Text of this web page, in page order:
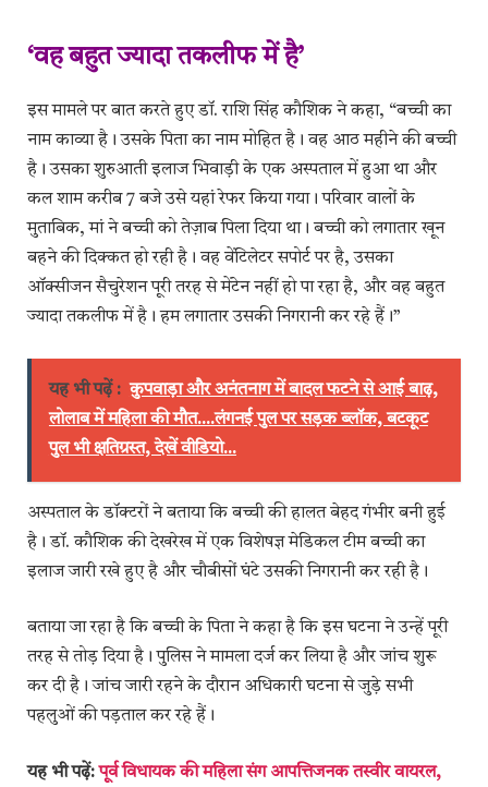
‘वह बहुत ज्यादा तकलीफ में है’
इस मामले पर बात करते हुए डॉ. राशि सिंह कौशिक ने कहा, “बच्ची का
नाम काव्या है। उसके पिता का नाम मोहित है। वह आठ महीने की बच्ची
है। उसका शुरुआती इलाज भिवाड़ी के एक अस्पताल में हुआ था और
कल शाम करीब 7 बजे उसे यहां रेफर किया गया। परिवार वालों के
मुताबिक, मां ने बच्ची को तेज़ाब पिला दिया था। बच्ची को लगातार खून
बहने की दिक्कत हो रही है। वह वेंटिलेटर सपोर्ट पर है, उसका
ऑक्सीजन सैचुरेशन पूरी तरह से मेंटेन नहीं हो पा रहा है, और वह बहुत
ज्यादा तकलीफ में है। हम लगातार उसकी निगरानी कर रहे हैं।”
यह भी पढ़ें : कुपवाड़ा और अनंतनाग में बादल फटने से आई बाढ़,
लोलाब में महिला की मौत....लंगनई पुल पर सड़क ब्लॉक, बटकूट
पुल भी क्षतिग्रस्त, देखें वीडियो...
अस्पताल के डॉक्टरों ने बताया कि बच्ची की हालत बेहद गंभीर बनी हुई
है। डॉ. कौशिक की देखरेख में एक विशेषज्ञ मेडिकल टीम बच्ची का
इलाज जारी रखे हुए है और चौबीसों घंटे उसकी निगरानी कर रही है।
बताया जा रहा है कि बच्ची के पिता ने कहा है कि इस घटना ने उन्हें पूरी
तरह से तोड़ दिया है। पुलिस ने मामला दर्ज कर लिया है और जांच शुरू
कर दी है। जांच जारी रहने के दौरान अधिकारी घटना से जुड़े सभी
पहलुओं की पड़ताल कर रहे हैं।
यह भी पढ़ें:पूर्व विधायक की महिला संग आपत्तिजनक तस्वीर वायरल,